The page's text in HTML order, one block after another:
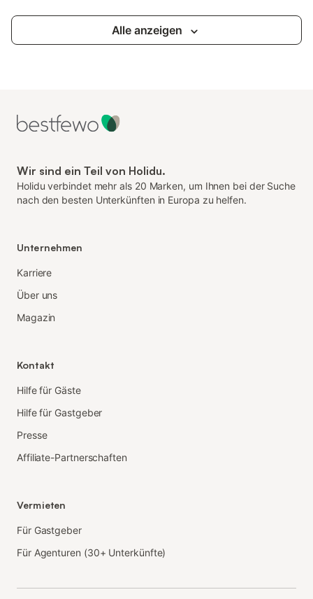
Alle anzeigen
Wir sind ein Teil von Holidu.
Holidu verbindet mehr als 20 Marken, um Ihnen bei der Suche
nach den besten Unterkünften in Europa zu helfen.
Unternehmen
Karriere
Über uns
Magazin
Kontakt
Hilfe für Gäste
Hilfe für Gastgeber
Presse
Affiliate-Partnerschaften
Vermieten
Für Gastgeber
Für Agenturen (30+ Unterkünfte)